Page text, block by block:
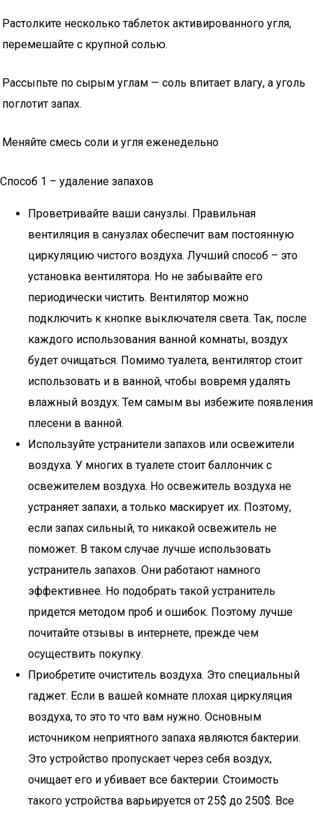
Растолките несколько таблеток активированного угля,
перемешайте с крупной солью.
Рассыпьте по сырым углам — соль впитает влагу, а уголь
поглотит запах.
Меняйте смесь соли и угля еженедельно
Способ 1 – удаление запахов
Проветривайте ваши санузлы. Правильная
вентиляция в санузлах обеспечит вам постоянную
циркуляцию чистого воздуха. Лучший способ – это
установка вентилятора. Но не забывайте его
периодически чистить. Вентилятор можно
подключить к кнопке выключателя света. Так, после
каждого использования ванной комнаты, воздух
будет очищаться. Помимо туалета, вентилятор стоит
использовать и в ванной, чтобы вовремя удалять
влажный воздух. Тем самым вы избежите появления
плесени в ванной.
Используйте устранители запахов или освежители
воздуха. У многих в туалете стоит баллончик с
освежителем воздуха. Но освежитель воздуха не
устраняет запахи, а только маскирует их. Поэтому,
если запах сильный, то никакой освежитель не
поможет. В таком случае лучше использовать
устранитель запахов. Они работают намного
эффективнее. Но подобрать такой устранитель
придется методом проб и ошибок. Поэтому лучше
почитайте отзывы в интернете, прежде чем
осуществить покупку.
Приобретите очиститель воздуха. Это специальный
гаджет. Если в вашей комнате плохая циркуляция
воздуха, то это то что вам нужно. Основным
источником неприятного запаха являются бактерии.
Это устройство пропускает через себя воздух,
очищает его и убивает все бактерии. Стоимость
такого устройства варьируется от 25$ до 250$. Все